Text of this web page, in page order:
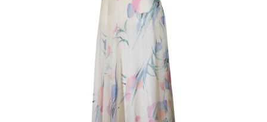
like you get projects done
faster.
About Envato
Careers